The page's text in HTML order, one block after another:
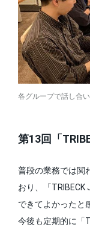
各グループで話し合
第13回「
普段の業務では関
おり、「
できてよかったと
今後も定期的に「